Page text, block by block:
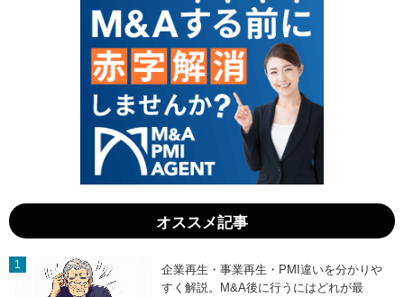
集
約
化
で
未
来
を
拓
く
！
」
リ
ジ
ェ
ン
ス
の
徹
底
活
用
」
オススメ記事
企業再生・事業再生・PMI違いを分かりや
すく解説。M&A後に行うにはどれが最